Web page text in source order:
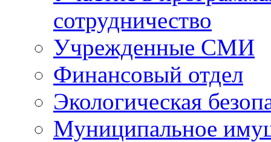
сотрудничество
Учрежденные СМИ
Финансовый отдел
Экологическая
Муниципальное